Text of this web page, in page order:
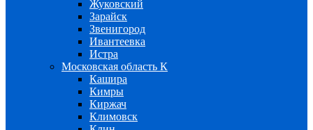
Жуковский
Зарайск
Звенигород
Ивантеевка
Истра
Московская область К
Кашира
Кимры
Киржач
Климовск